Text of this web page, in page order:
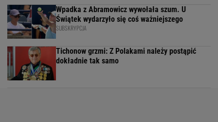
Wpadka z Abramowicz wywołała szum. U
Świątek wydarzyło się coś ważniejszego
SUBSKRYPCJA
Tichonow grzmi: Z Polakami należy postąpić
dokładnie tak samo